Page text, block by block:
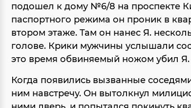
подошел к дому №6/8 на проспекте
паспортного режима он проник в
втором этаже. Там он нанес Я.
голове. Крики мужчины услышали
это время обвиняемый ножом убил Я.
Когда появились вызванные
ним навстречу. Он вытолкнул